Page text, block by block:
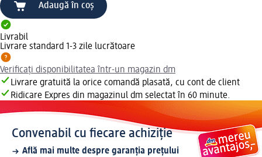
Adaugă în coș
Livrabil
Livrare standard 1-3 zile lucrătoare
Verificați disponibilitatea într-un magazin dm
Livrare gratuită la orice comandă plasată, cu cont de client
Ridicare Expres din magazinul dm selectat în 60 minute.
Convenabil cu fiecare achiziție
Află mai multe despre garanția prețului